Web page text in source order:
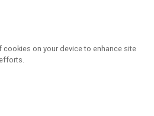
Copyright ® 2026 -
cookies on your device to enhance site